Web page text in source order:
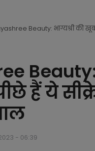
Beauty: भाग्यश्री की
हैं ये
- 06:39